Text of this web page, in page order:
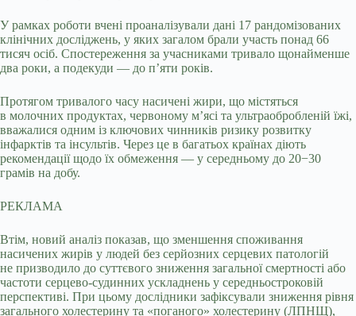
У рамках роботи вчені проаналізували дані 17 рандомізованих
клінічних досліджень, у яких загалом брали участь понад 66
тисяч осіб. Спостереження за учасниками тривало щонайменше
два роки, а подекуди — до п’яти років.
Протягом тривалого часу насичені жири, що містяться
в молочних продуктах, червоному м’ясі та ультраобробленій їжі,
вважалися одним із ключових чинників ризику розвитку
інфарктів та інсультів. Через це в багатьох країнах діють
рекомендації щодо їх обмеження — у середньому до 20−30
грамів на добу.
РЕКЛАМА
Втім, новий аналіз показав, що зменшення споживання
насичених жирів у людей без серйозних серцевих патологій
не призводило до суттєвого зниження загальної смертності або
частоти серцево-судинних ускладнень у середньостроковій
перспективі. При цьому дослідники зафіксували зниження рівня
загального холестерину та «поганого» холестерину (ЛПНЩ),